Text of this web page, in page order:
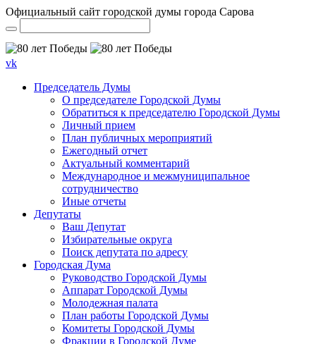
Официальный сайт городской думы города Сарова
vk
Председатель Думы
О председателе Городской Думы
Обратиться к председателю Городской Думы
Личный прием
План публичных мероприятий
Ежегодный отчет
Актуальный комментарий
Международное и межмуниципальное
сотрудничество
Иные отчеты
Депутаты
Ваш Депутат
Избирательные округа
Поиск депутата по адресу
Городская Дума
Руководство Городской Думы
Аппарат Городской Думы
Молодежная палата
План работы Городской Думы
Комитеты Городской Думы
Фракции в Городской Думе